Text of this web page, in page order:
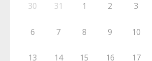
30 31 1 2 3
6 7 8 9 10
13 14 15 16 17